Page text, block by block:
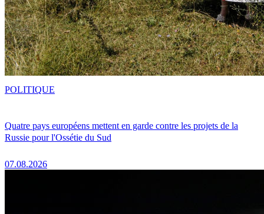
Quatre pays européens mettent en garde contre les projets de la
Russie pour l'Ossétie du Sud
07.08.2026
POLITIQUE